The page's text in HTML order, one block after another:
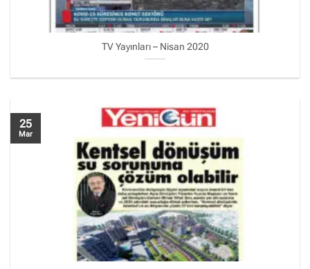
TV Yayınları – Nisan 2020
25
Mar